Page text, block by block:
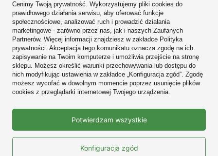
Konto
Regulaminy
Zobacz również
W sklepie prezentujemy ceny brutto (z VAT).
Cenimy Twoją prywatność. Wykorzystujemy pliki cookies do
prawidłowego działania serwisu, aby oferować funkcje
społecznościowe, analizować ruch i prowadzić działania
marketingowe - zarówno przez nas, jak i naszych Zaufanych
Partnerów. Więcej informacji znajdziesz w zakładce Polityka
prywatności. Akceptacja tego komunikatu oznacza zgodę na ich
zapisywanie na Twoim komputerze i umożliwia przejście na stronę
sklepu. Możesz określić warunki przechowywania lub dostępu do
nich modyfikując ustawienia w zakładce „Konfiguracja zgód”. Zgodę
możesz wycofać w dowolnym momencie poprzez usunięcie plików
cookies z przeglądarki internetowej Twojego urządzenia.
Konfiguracja zgód
Potwierdzam wszystkie